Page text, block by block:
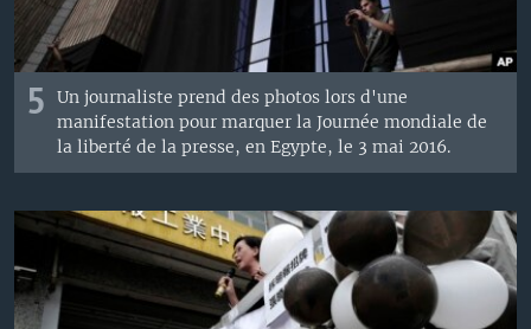
5
Un journaliste prend des photos lors d'une
manifestation pour marquer la Journée mondiale de
la liberté de la presse, en Egypte, le 3 mai 2016.